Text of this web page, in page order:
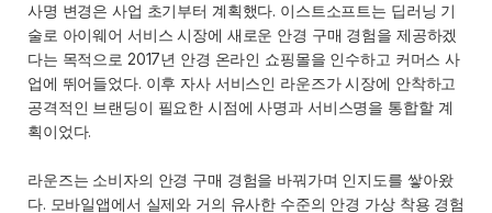
사명 변경은 사업 초기부터 계획했다. 이스트소프트는 딥러닝 기
술로 아이웨어 서비스 시장에 새로운 안경 구매 경험을 제공하겠
다는 목적으로 2017년 안경 온라인 쇼핑몰을 인수하고 커머스 사
업에 뛰어들었다. 이후 자사 서비스인 라운즈가 시장에 안착하고
공격적인 브랜딩이 필요한 시점에 사명과 서비스명을 통합할 계
획이었다.
라운즈는 소비자의 안경 구매 경험을 바꿔가며 인지도를 쌓아왔
다. 모바일앱에서 실제와 거의 유사한 수준의 안경 가상 착용 경험